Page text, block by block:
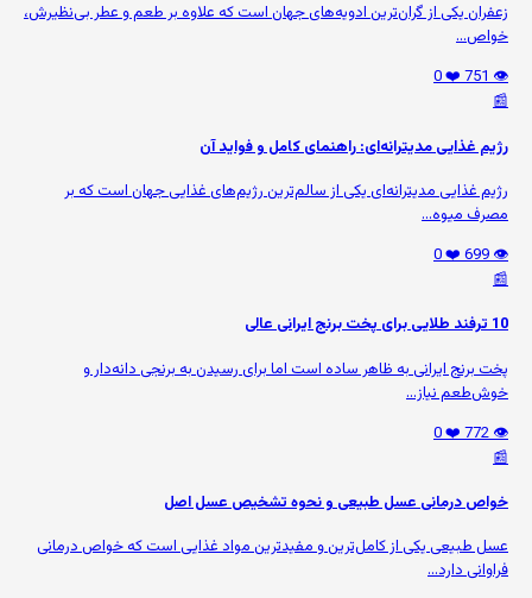
زعفران یکی از گران‌ترین ادویه‌های جهان است که علاوه بر طعم و عطر بی‌نظیرش،
خواص...
👁️ 751
❤️ 0
📰
رژیم غذایی مدیترانه‌ای: راهنمای کامل و فواید آن
رژیم غذایی مدیترانه‌ای یکی از سالم‌ترین رژیم‌های غذایی جهان است که بر
مصرف میوه‌...
👁️ 699
❤️ 0
📰
10 ترفند طلایی برای پخت برنج ایرانی عالی
پخت برنج ایرانی به ظاهر ساده است اما برای رسیدن به برنجی دانه‌دار و
خوش‌طعم نیاز...
👁️ 772
❤️ 0
📰
خواص درمانی عسل طبیعی و نحوه تشخیص عسل اصل
عسل طبیعی یکی از کامل‌ترین و مفیدترین مواد غذایی است که خواص درمانی
فراوانی دارد...